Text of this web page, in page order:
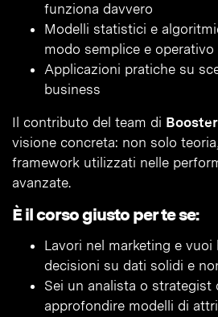
funziona davvero
Modelli statistici e
modo semplice e operativo
Applicazioni pratiche su
business
Il contributo del team di
visione concreta: non solo
framework utilizzati nelle
avanzate.
È il corso giusto per te se:
Lavori nel marketing e vuoi
decisioni su dati solidi e
Sei un analista o strategist
approfondire modelli di